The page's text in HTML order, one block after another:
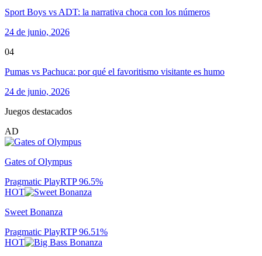
Sport Boys vs ADT: la narrativa choca con los números
24 de junio, 2026
04
Pumas vs Pachuca: por qué el favoritismo visitante es humo
24 de junio, 2026
Juegos destacados
AD
Gates of Olympus
Pragmatic PlayRTP96.5%
HOT
Sweet Bonanza
Pragmatic PlayRTP96.51%
HOT